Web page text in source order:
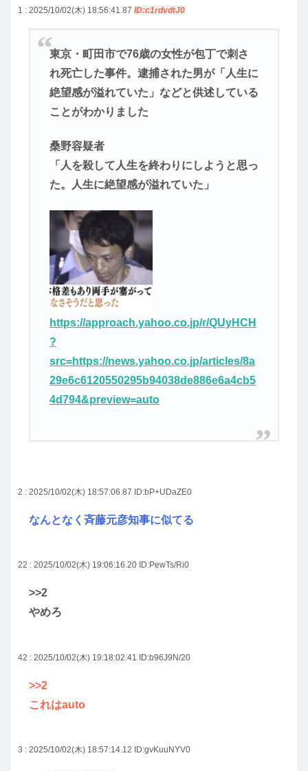
原画展が開催！
1 : 2025/10/02(木) 18:56:41.87 ID:c1rdvdtJ0
東京・町田市で76歳の女性が包丁で刺さ
れ死亡した事件。逮捕された男が「人生に
絶望感が溢れていた」などと供述している
ことがわかりました
桑野容疑者
「人を殺して人生を終わりにしようと思っ
た。人生に絶望感が溢れていた」
https://approach.yahoo.co.jp/r/QUyHCH
?
src=https://news.yahoo.co.jp/articles/8a
29e6c6120550295b94038de886e6a4cb5
4d794&preview=auto
2 : 2025/10/02(木) 18:57:06.87 ID:bP+UDaZE0
なんとなく斉藤元彦知事に似てる
22 : 2025/10/02(木) 19:06:16.20 ID:PewTs/Ri0
>>2
やめろ
42 : 2025/10/02(木) 19:18:02.41 ID:b96J9N/20
>>2
これはauto
3 : 2025/10/02(木) 18:57:14.12 ID:gvKuuNYV0